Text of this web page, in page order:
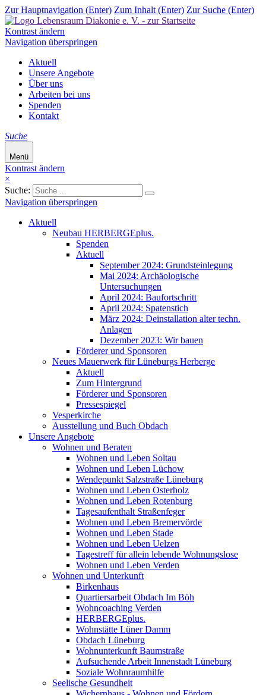
Zur Hauptnavigation (Enter) Zum Inhalt (Enter) Zur Suche (Enter)
Kontrast ändern
Navigation überspringen
Aktuell
Unsere Angebote
Über uns
Arbeiten bei uns
Spenden
Kontakt
Suche
Menü
Kontrast ändern
×
Suche:
Navigation überspringen
Aktuell
Neubau HERBERGEplus.
Spenden
Aktuell
September 2024: Grundsteinlegung
Mai 2024: Archäologische
Untersuchungen
April 2024: Baufortschritt
April 2024: Spatenstich
März 2024: Deinstallation alter techn.
Anlagen
Dezember 2023: Wir bauen
Förderer und Sponsoren
Neues Mauerwerk für Lüneburgs Herberge
Aktuell
Zum Hintergrund
Förderer und Sponsoren
Pressespiegel
Vesperkirche
Ausstellung und Buch Obdach
Unsere Angebote
Wohnen und Beraten
Wohnen und Leben Soltau
Wohnen und Leben Lüchow
Wendepunkt Salzstraße Lüneburg
Wohnen und Leben Osterholz
Wohnen und Leben Rotenburg
Tagesaufenthalt Straßenfeger
Wohnen und Leben Bremervörde
Wohnen und Leben Stade
Wohnen und Leben Uelzen
Tagestreff für allein lebende Wohnungslose
Wohnen und Leben Verden
Wohnen und Unterkunft
Birkenhaus
Quartiersarbeit Obdach Im Böh
Wohncoaching Verden
HERBERGEplus.
Wohnstätte Lüner Damm
Obdach Lüneburg
Wohnunterkunft Baumstraße
Aufsuchende Arbeit Innenstadt Lüneburg
Soziale Wohnraumhilfe
Seelische Gesundheit